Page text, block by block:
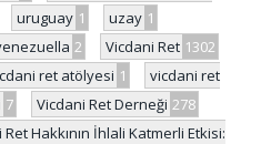
uruguay 1 uzay 1
2 Vicdani Ret 1302
ret atölyesi 1
vicdani ret
7 Vicdani Ret Derneği 278
Hakkının İhlali Katmerli Etkisi: